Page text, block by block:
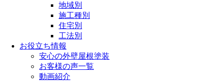
地域別
施工種別
住宅別
工法別
お役立ち情報
安心の外壁屋根塗装
お客様の声一覧
動画紹介